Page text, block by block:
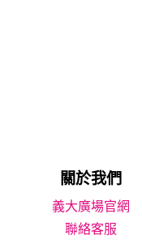
關於我們
義大廣場官網
聯絡客服